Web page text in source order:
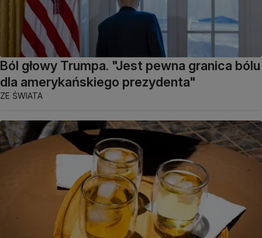
Ból głowy Trumpa. "Jest pewna granica bólu
dla amerykańskiego prezydenta"
ZE ŚWIATA